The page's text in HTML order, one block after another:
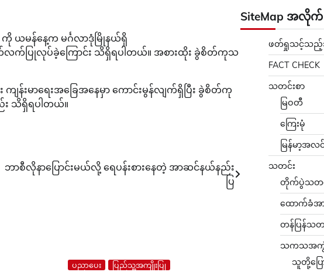
မန်နေ့က မင်္ဂလာဒုံမြိုနယ်ရှိ
က်ပြုလုပ်ခဲ့ကြောင်း သိရှိရပါတယ်။ အစားထိုး ခွဲစိတ်ကုသ
းမာရေးအခြေအနေမှာ ကောင်းမွန်လျက်ရှိပြီး ခွဲစိတ်ကု
း သိရှိရပါတယ်။
ဘာစီလိုနာပြောင်းမယ်လို့ ရေပန်းစားနေတဲ့ အာဆင်နယ်နည်း
ပြ
ပညာပေး ပြည်သူ့အကျိုးပြု
SiteMap အလိုက်
ဖတ်ရှုသင့်သည့်သ
FACT CHECK
သတင်းစာ
မြဝတီ
ကြေးမုံ
မြန်မာ့အလ
သတင်း
တိုက်ပွဲသတ
ထောက်ခံအာ
တန်ပြန်သတ
သကသအကွဲ
သူတို့ပြ